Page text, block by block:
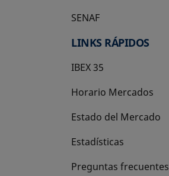
SENAF
LINKS RÁPIDOS
IBEX 35
Horario Mercados
Estado del Mercado
Estadísticas
Preguntas frecuentes